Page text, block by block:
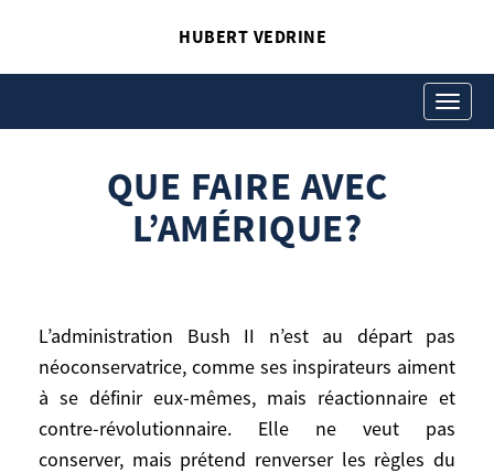
HUBERT VEDRINE
Toggle
QUE FAIRE AVEC
L’AMÉRIQUE?
L’administration Bush II n’est au départ pas
néoconservatrice, comme ses inspirateurs aiment
à se définir eux-mêmes, mais réactionnaire et
contre-révolutionnaire. Elle ne veut pas
conserver, mais prétend renverser les règles du
QUE FAIRE AVEC
Que faire avec l’Amérique?
L’administration Bush II n’est au départ
pas néoconservatrice, comme ses